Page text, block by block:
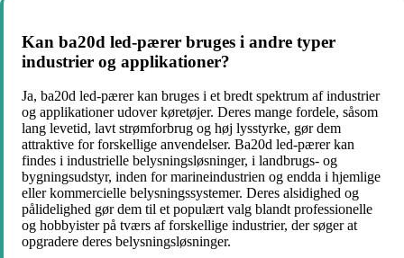
Kan ba20d led-pærer bruges i andre typer
industrier og applikationer?
Ja, ba20d led-pærer kan bruges i et bredt spektrum af industrier
og applikationer udover køretøjer. Deres mange fordele, såsom
lang levetid, lavt strømforbrug og høj lysstyrke, gør dem
attraktive for forskellige anvendelser. Ba20d led-pærer kan
findes i industrielle belysningsløsninger, i landbrugs- og
bygningsudstyr, inden for marineindustrien og endda i hjemlige
eller kommercielle belysningssystemer. Deres alsidighed og
pålidelighed gør dem til et populært valg blandt professionelle
og hobbyister på tværs af forskellige industrier, der søger at
opgradere deres belysningsløsninger.